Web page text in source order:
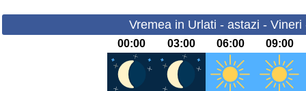
Vremea in Urlati - astazi - Vineri
00:00 03:00 06:00 09:00